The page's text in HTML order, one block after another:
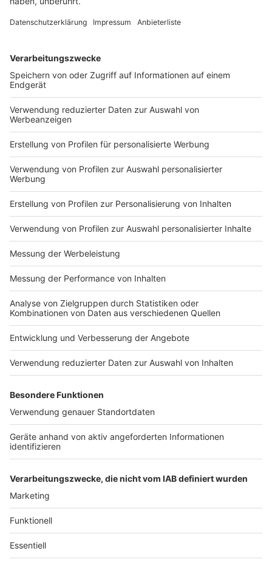
DEINE GEMERKTEN ARTIKEL
Du hast dir noch keine Artikel gemerkt
Markiere sie hierfür mit einem
Impressum
Nutzungsbedingungen
Jobs
Presse
Werben
Archiv
ANTENNE BAYERN GROUP
Stiftung ANTENNE BAYERN
hilft
Teilnahmebedingungen
Grounding Page ANTENNE
BAYERN
Kontakt
Studio-Hotline
Verkehrs-Hotline
Datenschutz­erklärung
Newsletter